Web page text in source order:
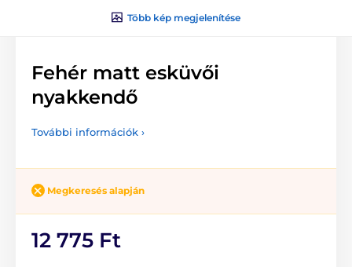
Több kép megjelenítése
Fehér matt esküvői
nyakkendő
További információk ›
Megkeresés alapján
12 775 Ft